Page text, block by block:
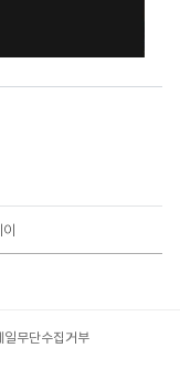
일무단수집거부